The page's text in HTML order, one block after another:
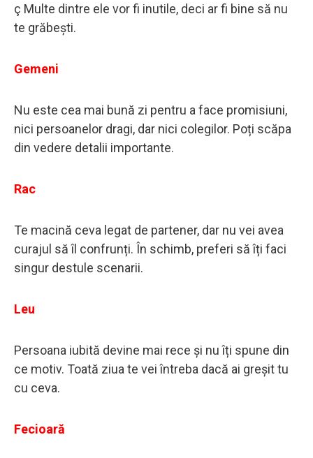
ç Multe dintre ele vor fi inutile, deci ar fi bine să nu
te grăbești.
Gemeni
Nu este cea mai bună zi pentru a face promisiuni,
nici persoanelor dragi, dar nici colegilor. Poți scăpa
din vedere detalii importante.
Rac
Te macină ceva legat de partener, dar nu vei avea
curajul să îl confrunți. În schimb, preferi să îți faci
singur destule scenarii.
Leu
Persoana iubită devine mai rece și nu îți spune din
ce motiv. Toată ziua te vei întreba dacă ai greșit tu
cu ceva.
Fecioară